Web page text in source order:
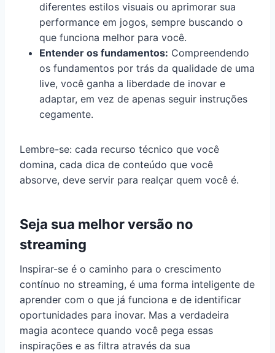
diferentes estilos visuais ou aprimorar sua
performance em jogos, sempre buscando o
que funciona melhor para você.
Entender os fundamentos: Compreendendo
os fundamentos por trás da qualidade de uma
live, você ganha a liberdade de inovar e
adaptar, em vez de apenas seguir instruções
cegamente.
Lembre-se: cada recurso técnico que você
domina, cada dica de conteúdo que você
absorve, deve servir para realçar quem você é.
Seja sua melhor versão no
streaming
Inspirar-se é o caminho para o crescimento
contínuo no streaming, é uma forma inteligente de
aprender com o que já funciona e de identificar
oportunidades para inovar. Mas a verdadeira
magia acontece quando você pega essas
inspirações e as filtra através da sua